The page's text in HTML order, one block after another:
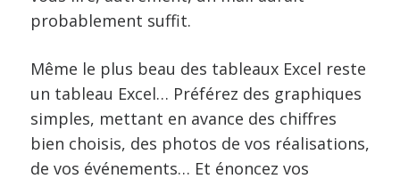
probablement suffit.
Même le plus beau des tableaux Excel reste
un tableau Excel… Préférez des graphiques
simples, mettant en avance des chiffres
bien choisis, des photos de vos réalisations,
de vos événements… Et énoncez vos